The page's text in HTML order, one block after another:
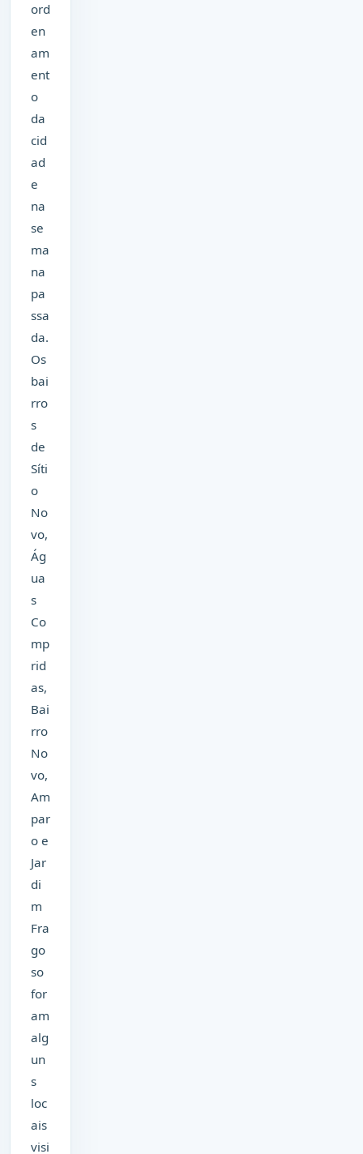
ord
en
am
ent
o
da
cid
ad
e
na
se
ma
na
pa
ssa
da.
Os
bai
rro
s
de
Síti
o
No
vo,
Ág
ua
s
Co
mp
rid
as,
Bai
rro
No
vo,
Am
par
o e
Jar
di
m
Fra
go
so
for
am
alg
un
s
loc
ais
visi